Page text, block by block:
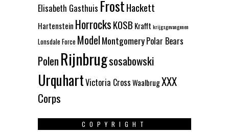
Elisabeth Gasthuis FrostHackett
Hartenstein HorrocksKOSB Krafft krijgsgevangenen
Lonsdale Force ModelMontgomeryPolar Bears
PolenRijnbrugsosabowski
UrquhartVictoria CrossWaalbrugXXX
Corps
COPYRIGHT